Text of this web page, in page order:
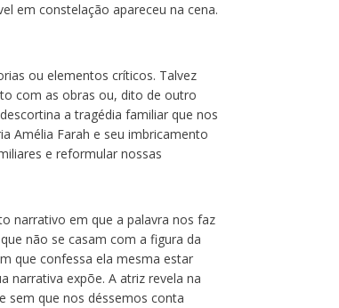
em constelação apareceu na cena.
ou elementos críticos. Talvez
com as obras ou, dito de outro
a tragédia familiar que nos
Amélia Farah e seu imbricamento
e reformular nossas
narrativo em que a palavra nos faz
não se casam com a figura da
que confessa ela mesma estar
narrativa expõe. A atriz revela na
sem que nos déssemos conta